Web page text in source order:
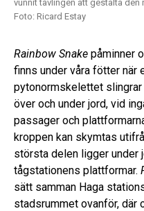
vunnit tävlingen att gestalta
Foto: Ricard Estay
Rainbow Snake påminner
finns under våra fötter när
pytonormskelettet
över och under jord, vid
passager och
kroppen kan skymtas
största delen ligger under
tågstationens plattformar.
sätt samman Haga
stadsrummet ovanför, där